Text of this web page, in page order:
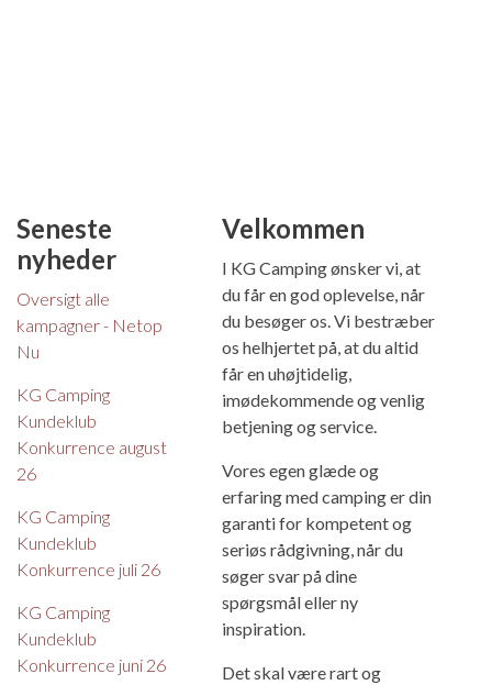
Seneste
nyheder
Oversigt alle
kampagner - Netop
Nu
KG Camping
Kundeklub
Konkurrence august
26
KG Camping
Kundeklub
Konkurrence juli 26
KG Camping
Kundeklub
Konkurrence juni 26
Velkommen
I KG Camping ønsker vi, at
du får en god oplevelse, når
du besøger os. Vi bestræber
os helhjertet på, at du altid
får en uhøjtidelig,
imødekommende og venlig
betjening og service.
Vores egen glæde og
erfaring med camping er din
garanti for kompetent og
seriøs rådgivning, når du
søger svar på dine
spørgsmål eller ny
inspiration.
Det skal være rart og